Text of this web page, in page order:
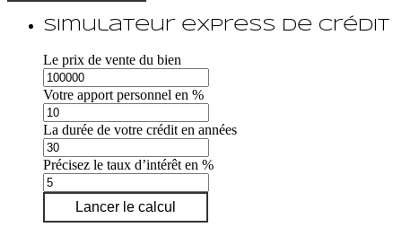
Simulateur express de crédit
Le prix de vente du bien
Votre apport personnel en %
La durée de votre crédit en années
Précisez le taux d’intérêt en %
Lancer le calcul